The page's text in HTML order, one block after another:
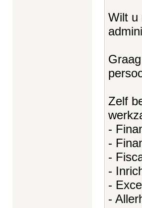
Wilt u
Zelf
-
-
-
-
-
-